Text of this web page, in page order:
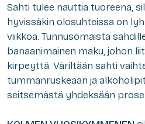
Sahti tulee nauttia tuoreena,
hyvissäkin olosuhteissa on
viikkoa. Tunnusomaista
banaanimainen maku, johon
kirpeyttä. Väriltään sahti
tummanruskeaan ja
seitsemästä yhdeksään